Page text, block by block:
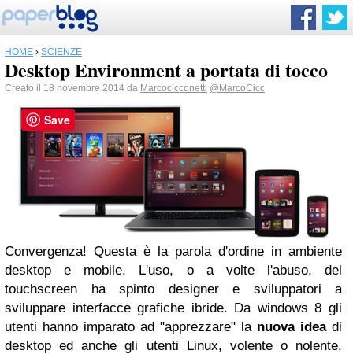
HOME › SCIENZE
Desktop Environment a portata di tocco
Creato il 18 novembre 2014 da Marcocicconetti @MarcoCicc
Convergenza! Questa è la parola d'ordine in ambiente
desktop e mobile.
L'uso, o a volte l'abuso, del
touchscreen ha spinto designer e sviluppatori a
sviluppare interfacce grafiche ibride. Da windows 8 gli
utenti hanno imparato ad "apprezzare" la nuova ideadi
desktop ed anche gli utenti Linux, volente o nolente,
Save